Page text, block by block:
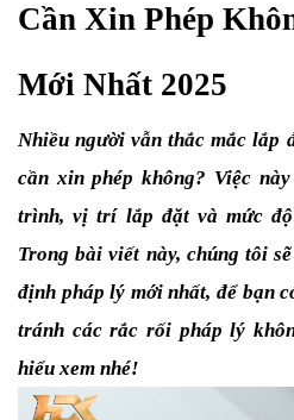
Cần Xin Phép
Mới Nhất 2025
Nhiều người vẫn thắc mắc lắp
cần xin phép không? Việc
trình, vị trí lắp đặt và mức
Trong bài viết này, chúng tôi
định pháp lý mới nhất, để bạn
tránh các rắc rối pháp lý
hiểu xem nhé!